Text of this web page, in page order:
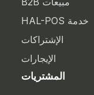
خدمة HAL-POS
الإشتراكات
الإيجارات
المشتريات